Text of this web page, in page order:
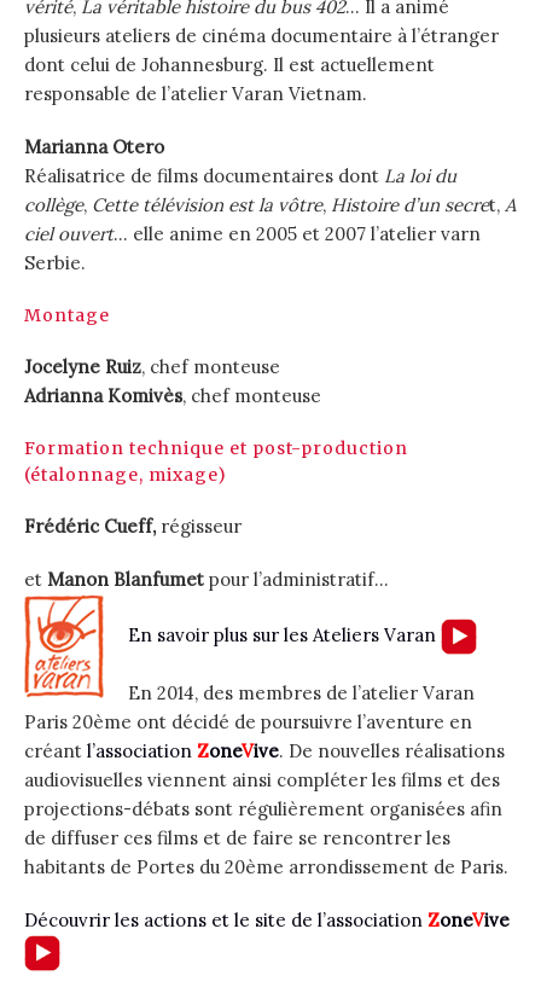
vérité, La véritable histoire du bus 402… Il a animé
plusieurs ateliers de cinéma documentaire à l’étranger
dont celui de Johannesburg. Il est actuellement
responsable de l’atelier Varan Vietnam.
Marianna Otero
Réalisatrice de films documentaires dont La loi du
collège, Cette télévision est la vôtre, Histoire d’un secret, A
ciel ouvert… elle anime en 2005 et 2007 l’atelier varn
Serbie.
Montage
Jocelyne Ruiz, chef monteuse
Adrianna Komivès, chef monteuse
Formation technique et post-production
(étalonnage, mixage)
Frédéric Cueff, régisseur
et Manon Blanfumet pour l’administratif…
En savoir plus sur les Ateliers Varan
En 2014, des membres de l’atelier Varan
Paris 20ème ont décidé de poursuivre l’aventure en
créant l’association ZoneVive. De nouvelles réalisations
audiovisuelles viennent ainsi compléter les films et des
projections-débats sont régulièrement organisées afin
de diffuser ces films et de faire se rencontrer les
habitants de Portes du 20ème arrondissement de Paris.
Découvrir les actions et le site de l’association ZoneVive